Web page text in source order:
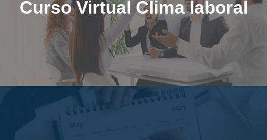
OFERTA ACADÉMICA
INVESTIGACIÓN
Curso Virtual Clima laboral